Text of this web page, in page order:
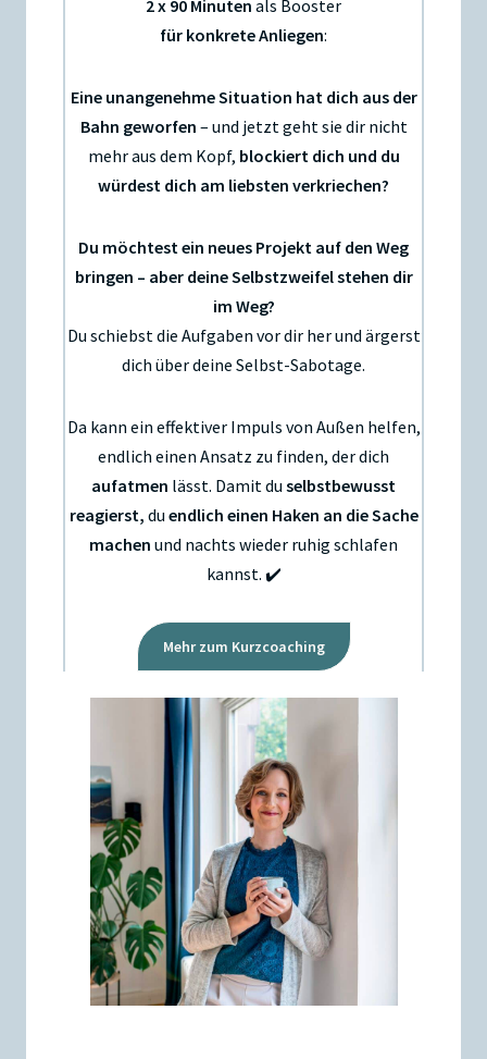
2 x 90 Minuten als Booster
für konkrete Anliegen:
Eine unangenehme Situation hat dich aus der
Bahn geworfen – und jetzt geht sie dir nicht
mehr aus dem Kopf, blockiert dich und du
würdest dich am liebsten verkriechen?
Du möchtest ein neues Projekt auf den Weg
bringen – aber deine Selbstzweifel stehen dir
im Weg?
Du schiebst die Aufgaben vor dir her und ärgerst
dich über deine Selbst-Sabotage.
Da kann ein effektiver Impuls von Außen helfen,
endlich einen Ansatz zu finden, der dich
aufatmen lässt. Damit du selbstbewusst
reagierst, du endlich einen Haken an die Sache
machen und nachts wieder ruhig schlafen
kannst. ✔️
Mehr zum Kurzcoaching